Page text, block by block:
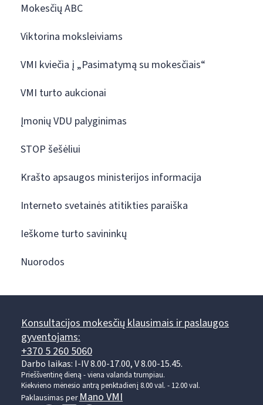
Mokesčių ABC
Viktorina moksleiviams
VMI kviečia į „Pasimatymą su mokesčiais“
VMI turto aukcionai
Įmonių VDU palyginimas
STOP šešėliui
Krašto apsaugos ministerijos informacija
Interneto svetainės atitikties paraiška
Ieškome turto savininkų
Nuorodos
Konsultacijos mokesčių klausimais ir paslaugos
gyventojams:
+370 5 260 5060
Darbo laikas: I-IV 8.00-17.00, V 8.00-15.45.
Prieššventinę dieną - viena valanda trumpiau.
Kiekvieno mėnesio antrą penktadienį 8.00 val. - 12.00 val.
Paklausimas per Mano VMI